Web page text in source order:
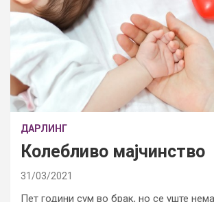
ДАРЛИНГ
Колебливо мајчинство
31/03/2021
Пет години сум во брак, но се уште